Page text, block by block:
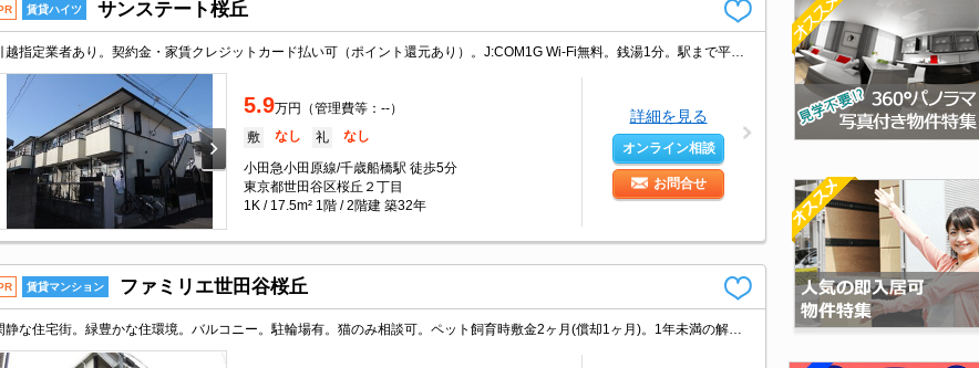
賃貸ハイツ サンステート桜丘
5.9万円（管理費等：--）
敷 なし 礼 なし
小田急小田原線/千歳船橋駅 徒歩5分
東京都世田谷区桜丘２丁目
1K / 17.5m² 1階 / 2階建 築32年
詳細を見る
オンライン相談
お問合せ
賃貸マンション ファミリエ世田谷桜丘